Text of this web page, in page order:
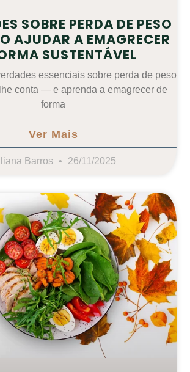
SOBRE PERDA DE PESO
AJUDAR A EMAGRECER
SUSTENTÁVEL
essenciais sobre perda de peso
conta — e aprenda a emagrecer de
forma
Ver Mais
Barros 26/11/2025